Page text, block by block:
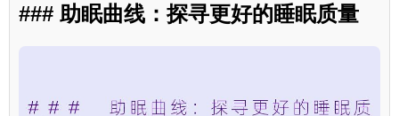
### 助眠曲线：探寻更好的睡眠质量